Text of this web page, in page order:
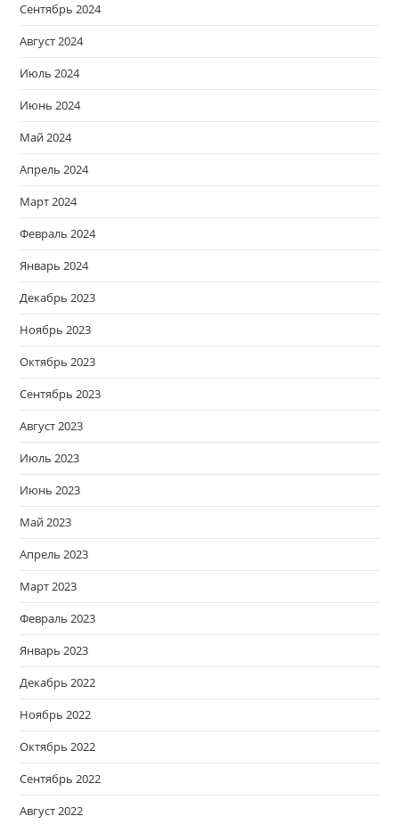
Сентябрь 2024
Август 2024
Июль 2024
Июнь 2024
Май 2024
Апрель 2024
Март 2024
Февраль 2024
Январь 2024
Декабрь 2023
Ноябрь 2023
Октябрь 2023
Сентябрь 2023
Август 2023
Июль 2023
Июнь 2023
Май 2023
Апрель 2023
Март 2023
Февраль 2023
Январь 2023
Декабрь 2022
Ноябрь 2022
Октябрь 2022
Сентябрь 2022
Август 2022